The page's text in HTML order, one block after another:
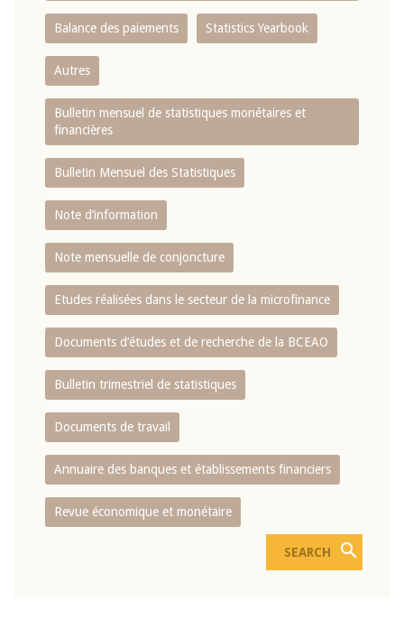
Balance des paiements Statistics Yearbook
Autres
Bulletin mensuel de statistiques monétaires et
financières
Bulletin Mensuel des Statistiques
Note d’information
Note mensuelle de conjoncture
Etudes réalisées dans le secteur de la microfinance
Documents d’études et de recherche de la BCEAO
Bulletin trimestriel de statistiques
Documents de travail
Annuaire des banques et établissements financiers
Revue économique et monétaire